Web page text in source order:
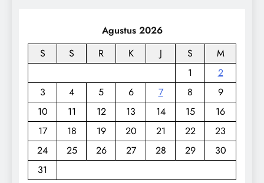
Agustus 2026
S
S R K J S
M
1
2
3
4 5 6 7 8
9
10
11 12 13 14 15
16
17
18 19 20 21 22
23
24
25 26 27 28 29
30
31